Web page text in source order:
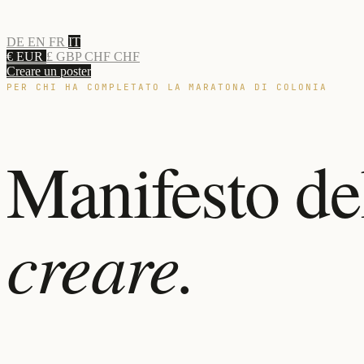
DE EN FR IT
€ EUR £ GBPCHF CHF
Creare un poster
PER CHI HA COMPLETATO LA MARATONA DI COLONIA
Manifesto
creare.